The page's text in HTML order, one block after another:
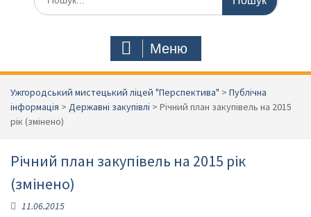
Меню
Ужгородський мистецький ліцей "Перспектива" > Публічна
інформація > Державні закупівлі > Річний план закупівель на 2015
рік (змінено)
Річний план закупівель на 2015 рік
(змінено)
11.06.2015